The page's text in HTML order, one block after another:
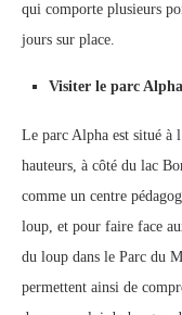
qui comporte plusieurs
jours sur place.
Visiter le parc
Le parc Alpha est situé à
hauteurs, à côté du lac
comme un centre
loup, et pour faire face
du loup dans le Parc du
permettent ainsi de